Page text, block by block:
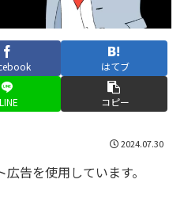
はてブ
LINE コピー
2024.07.30
告を使用しています。